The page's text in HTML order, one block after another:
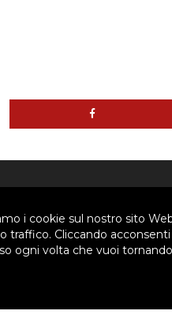
i cookie sul nostro sito
traffico. Cliccando
ogni volta che vuoi
Meridionale
Chi